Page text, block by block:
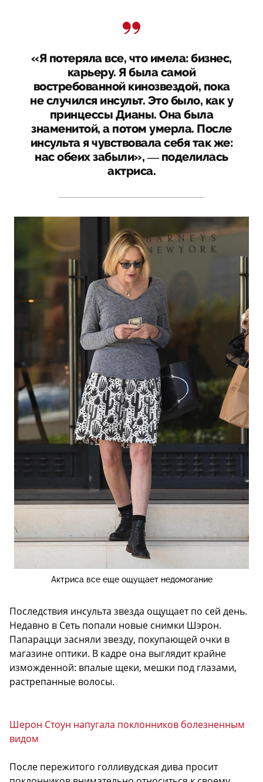
«Я потеряла все, что имела: бизнес,
карьеру. Я была самой
востребованной кинозвездой, пока
не случился инсульт. Это было, как у
принцессы Дианы. Она была
знаменитой, а потом умерла. После
инсульта я чувствовала себя так же:
нас обеих забыли», ― поделилась
актриса.
Актриса все еще ощущает недомогание
Последствия инсульта звезда ощущает по сей день.
Недавно в Сеть попали новые снимки Шэрон.
Папарацци засняли звезду, покупающей очки в
магазине оптики. В кадре она выглядит крайне
изможденной: впалые щеки, мешки под глазами,
растрепанные волосы.
Шерон Стоун напугала поклонников болезненным
видом
После пережитого голливудская дива просит